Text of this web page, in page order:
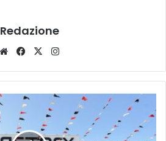
Redazione
WebsiteFacebook
X